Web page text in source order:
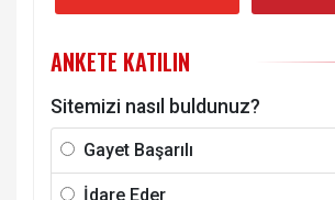
ANKETE KATILIN
Sitemizi nasıl buldunuz?
Gayet Başarılı
İdare Eder